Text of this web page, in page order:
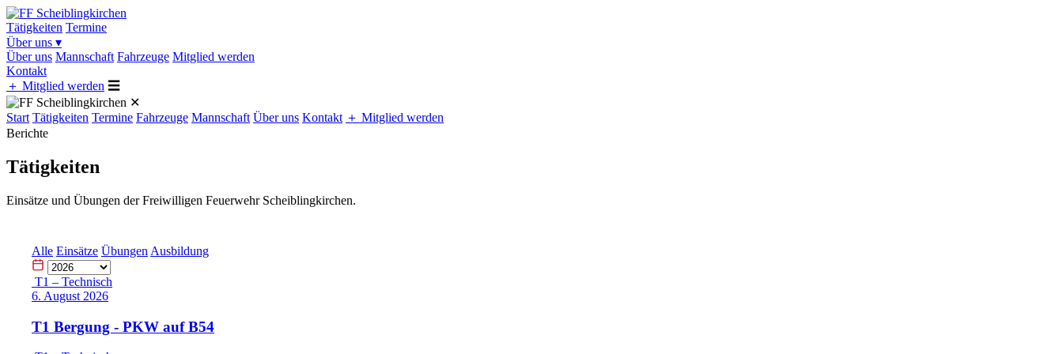
Tätigkeiten Termine
Über uns ▾
Über uns Mannschaft Fahrzeuge Mitglied werden
Kontakt
＋ Mitglied werden ☰
✕
Start Tätigkeiten Termine Fahrzeuge Mannschaft Über uns Kontakt ＋ Mitglied werden
Berichte
Tätigkeiten
Einsätze und Übungen der Freiwilligen Feuerwehr Scheiblingkirchen.
Alle Einsätze Übungen Ausbildung
T1 – Technisch
6. August 2026
T1 Bergung - PKW auf B54